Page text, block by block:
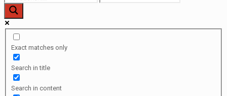
Exact matches only
Search in title
Search in content